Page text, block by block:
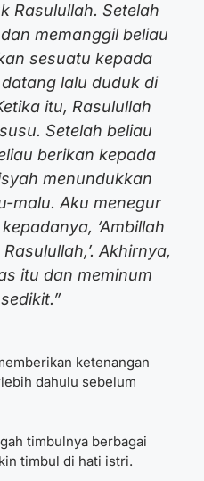
Rasulullah. Setelah
memanggil beliau
sesuatu kepada
lalu duduk di
itu, Rasulullah
Setelah beliau
berikan kepada
menundukkan
malu. Aku menegur
‘Ambillah
Akhirnya,
itu dan meminum
ketenangan
dahulu sebelum
timbulnya berbagai
timbul di hati istri.